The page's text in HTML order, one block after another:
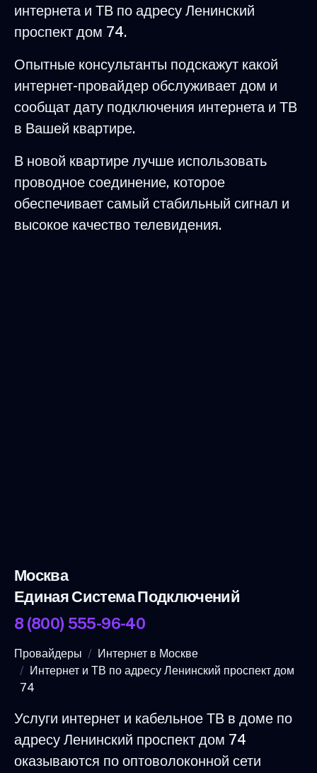
интернета и ТВ по адресу Ленинский
проспект дом 74.
Опытные консультанты подскажут какой
интернет-провайдер обслуживает дом и
сообщат дату подключения интернета и ТВ
в Вашей квартире.
В новой квартире лучше использовать
проводное соединение, которое
обеспечивает самый стабильный сигнал и
высокое качество телевидения.
Москва
Единая Система Подключений
8 (800) 555-96-40
Провайдеры
Интернет в Москве
Интернет и ТВ по адресу Ленинский проспект дом
74
Услуги интернет и кабельное ТВ в доме по
адресу Ленинский проспект дом 74
оказываются по оптоволоконной сети